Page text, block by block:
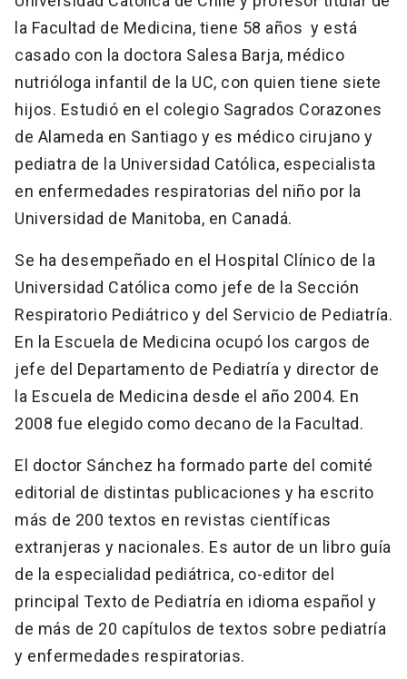
la Facultad de Medicina, tiene 58 años y está
casado con la doctora Salesa Barja, médico
nutrióloga infantil de la UC, con quien tiene siete
hijos. Estudió en el colegio Sagrados Corazones
de Alameda en Santiago y es médico cirujano y
pediatra de la Universidad Católica, especialista
en enfermedades respiratorias del niño por la
Universidad de Manitoba, en Canadá.
Se ha desempeñado en el Hospital Clínico de la
Universidad Católica como jefe de la Sección
Respiratorio Pediátrico y del Servicio de Pediatría.
En la Escuela de Medicina ocupó los cargos de
jefe del Departamento de Pediatría y director de
la Escuela de Medicina desde el año 2004. En
2008 fue elegido como decano de la Facultad.
El doctor Sánchez ha formado parte del comité
editorial de distintas publicaciones y ha escrito
más de 200 textos en revistas científicas
extranjeras y nacionales. Es autor de un libro guía
de la especialidad pediátrica, co-editor del
principal Texto de Pediatría en idioma español y
de más de 20 capítulos de textos sobre pediatría
y enfermedades respiratorias.